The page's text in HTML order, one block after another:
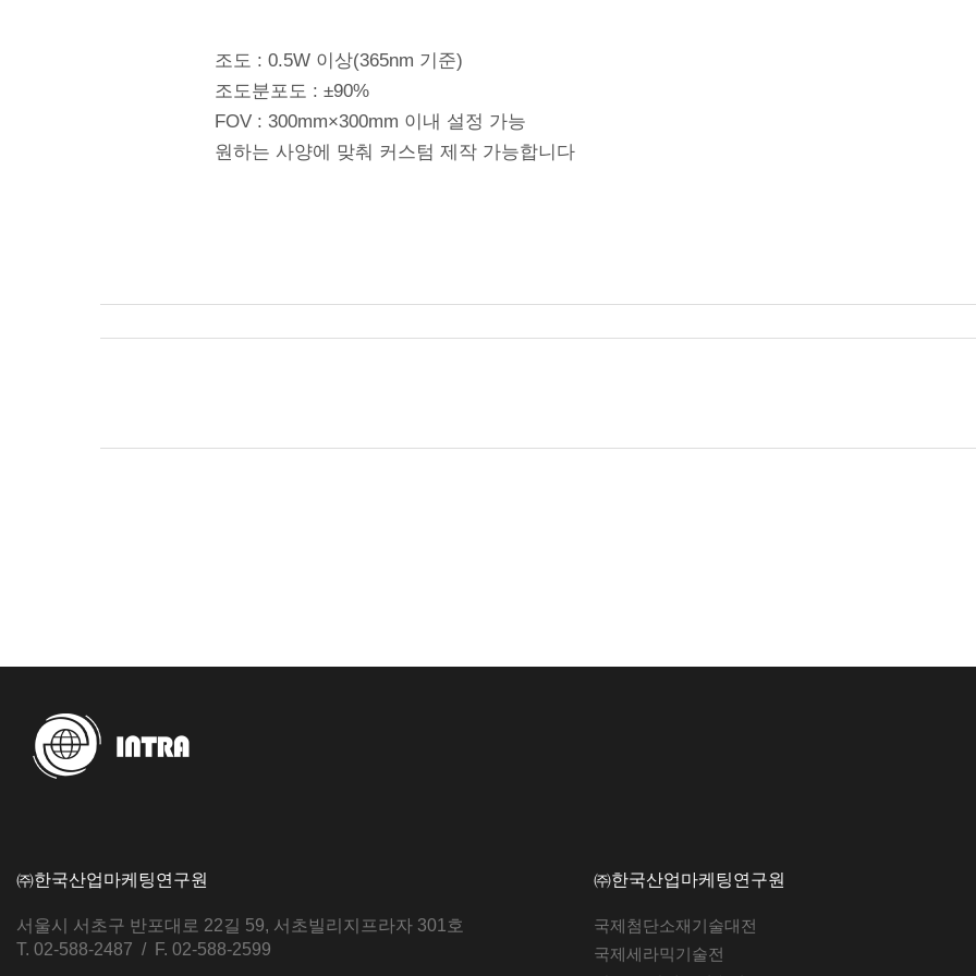
조도 : 0.5W 이상(365nm 기준)
조도분포도 : ±90%
FOV : 300mm×300mm 이내 설정 가능
원하는 사양에 맞춰 커스텀 제작 가능합니다
㈜한국산업마케팅연구원
서울시 서초구 반포대로 22길 59, 서초빌리지프라자 301호
T. 02-588-2487 / F. 02-588-2599
㈜한국산업마케팅연구원
국제첨단소재기술대전
국제세라믹기술전